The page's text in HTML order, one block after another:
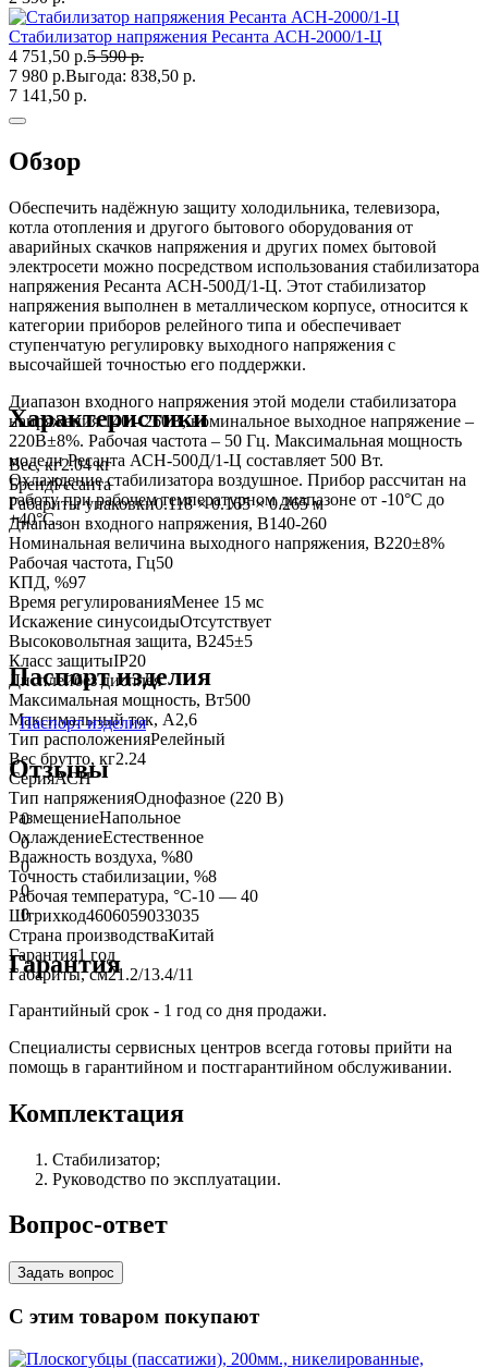
Стабилизатор напряжения Ресанта АСН-2000/1-Ц
4 751,50 р.5 590 р.
7 980 р.Выгода: 838,50 р.
7 141,50 р.
Обзор
Обеспечить надёжную защиту холодильника, телевизора,
котла отопления и другого бытового оборудования от
аварийных скачков напряжения и других помех бытовой
электросети можно посредством использования стабилизатора
напряжения Ресанта АСН-500Д/1-Ц. Этот стабилизатор
напряжения выполнен в металлическом корпусе, относится к
категории приборов релейного типа и обеспечивает
ступенчатую регулировку выходного напряжения с
высочайшей точностью его поддержки.
Диапазон входного напряжения этой модели стабилизатора
напряжения 140 - 260В, номинальное выходное напряжение –
220В±8%. Рабочая частота – 50 Гц. Максимальная мощность
модели Ресанта АСН-500Д/1-Ц составляет 500 Вт.
Охлаждение стабилизатора воздушное. Прибор рассчитан на
работу при рабочем температурном диапазоне от -10°С до
+40°С.
Характеристики
Вес, кг2.04 кг
БрендРесанта
Габариты упаковки0.118 × 0.165 × 0.265 м
Диапазон входного напряжения, В140-260
Номинальная величина выходного напряжения, В220±8%
Рабочая частота, Гц50
КПД, %97
Время регулированияМенее 15 мс
Искажение синусоидыОтсутствует
Высоковольтная защита, В245±5
Класс защитыIP20
Дисплейбез дисплея
Максимальная мощность, Вт500
Максимальный ток, А2,6
Тип расположенияРелейный
Вес брутто, кг2.24
СерияАСН
Тип напряженияОднофазное (220 В)
РазмещениеНапольное
ОхлаждениеЕстественное
Влажность воздуха, %80
Точность стабилизации, %8
Рабочая температура, °C-10 — 40
Штрихкод4606059033035
Страна производстваКитай
Гарантия1 год
Габариты, см21.2/13.4/11
Паспорт изделия
Паспорт изделия
Отзывы
0
0
0
0
0
Гарантия
Гарантийный срок - 1 год со дня продажи.
Специалисты сервисных центров всегда готовы прийти на
помощь в гарантийном и постгарантийном обслуживании.
Комплектация
Стабилизатор;
Руководство по эксплуатации.
Вопрос-ответ
Задать вопрос
С этим товаром покупают